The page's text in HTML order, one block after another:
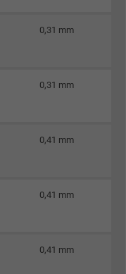
für Website-Analyse,
Pixel
für Website-Analyse,
und
0,31 mm
0,31 mm
0,41 mm
0,41 mm
0,41 mm